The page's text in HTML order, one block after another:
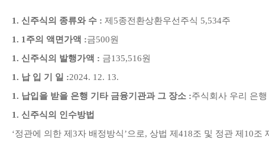
1. 신주식의 종류와 수 : 제 5종전환상환우선주식 5,534주
1. 1 주의 액면가액 :금500원
1. 신주식의 발행가액 : 금135,516원
1. 납 입 기 일 :2024. 12. 13.
1. 납입을 받을 은행 기타 금융기관과 그 장소 :주식회사 우리 은행
1. 신주식의 인수방법
‘정관에 의한 제 3자 배정방식’으로, 상법 제 418조 및 정관 제 10조